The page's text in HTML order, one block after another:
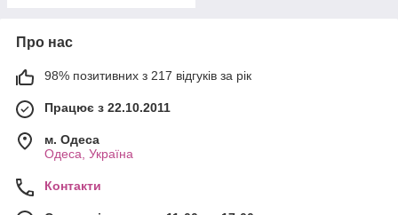
Про нас
98% позитивних з 217 відгуків за рік
Працює з 22.10.2011
м. Одеса
Одеса, Україна
Контакти